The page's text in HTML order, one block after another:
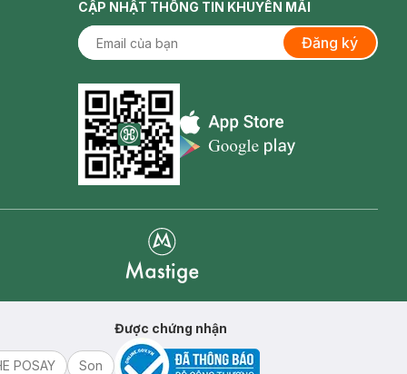
CẬP NHẬT THÔNG TIN KHUYẾN MÃI
Đăng ký
Appstore icon
POSAY Son
Được chứng nhận